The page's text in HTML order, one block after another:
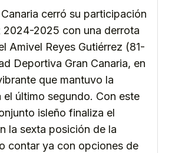
cerró su participación
2024-2025 con una derrota
Amivel Reyes Gutiérrez (81-
Deportiva Gran Canaria, en
que mantuvo la
el último segundo. Con este
isleño finaliza el
la sexta posición de la
contar ya con opciones de